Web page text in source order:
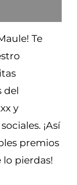
Te
del
y
¡Así
premios
lo pierdas!